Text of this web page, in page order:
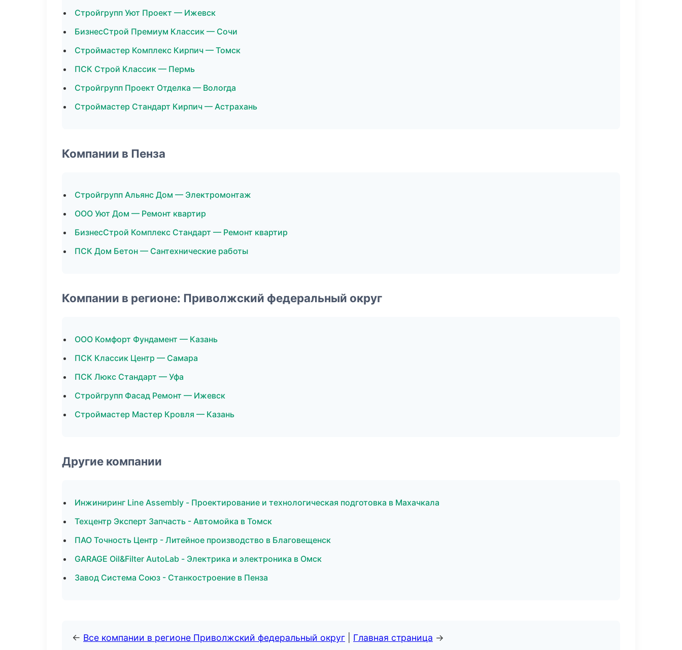
Стройгрупп Уют Проект — Ижевск
БизнесСтрой Премиум Классик — Сочи
Строймастер Комплекс Кирпич — Томск
ПСК Строй Классик — Пермь
Стройгрупп Проект Отделка — Вологда
Строймастер Стандарт Кирпич — Астрахань
Компании в Пенза
Стройгрупп Альянс Дом — Электромонтаж
ООО Уют Дом — Ремонт квартир
БизнесСтрой Комплекс Стандарт — Ремонт квартир
ПСК Дом Бетон — Сантехнические работы
Компании в регионе: Приволжский федеральный округ
ООО Комфорт Фундамент — Казань
ПСК Классик Центр — Самара
ПСК Люкс Стандарт — Уфа
Стройгрупп Фасад Ремонт — Ижевск
Строймастер Мастер Кровля — Казань
Другие компании
Инжиниринг Line Assembly - Проектирование и технологическая подготовка в Махачкала
Техцентр Эксперт Запчасть - Автомойка в Томск
ПАО Точность Центр - Литейное производство в Благовещенск
GARAGE Oil&Filter AutoLab - Электрика и электроника в Омск
Завод Система Союз - Станкостроение в Пенза
← Все компании в регионе Приволжский федеральный округ Главная страница →